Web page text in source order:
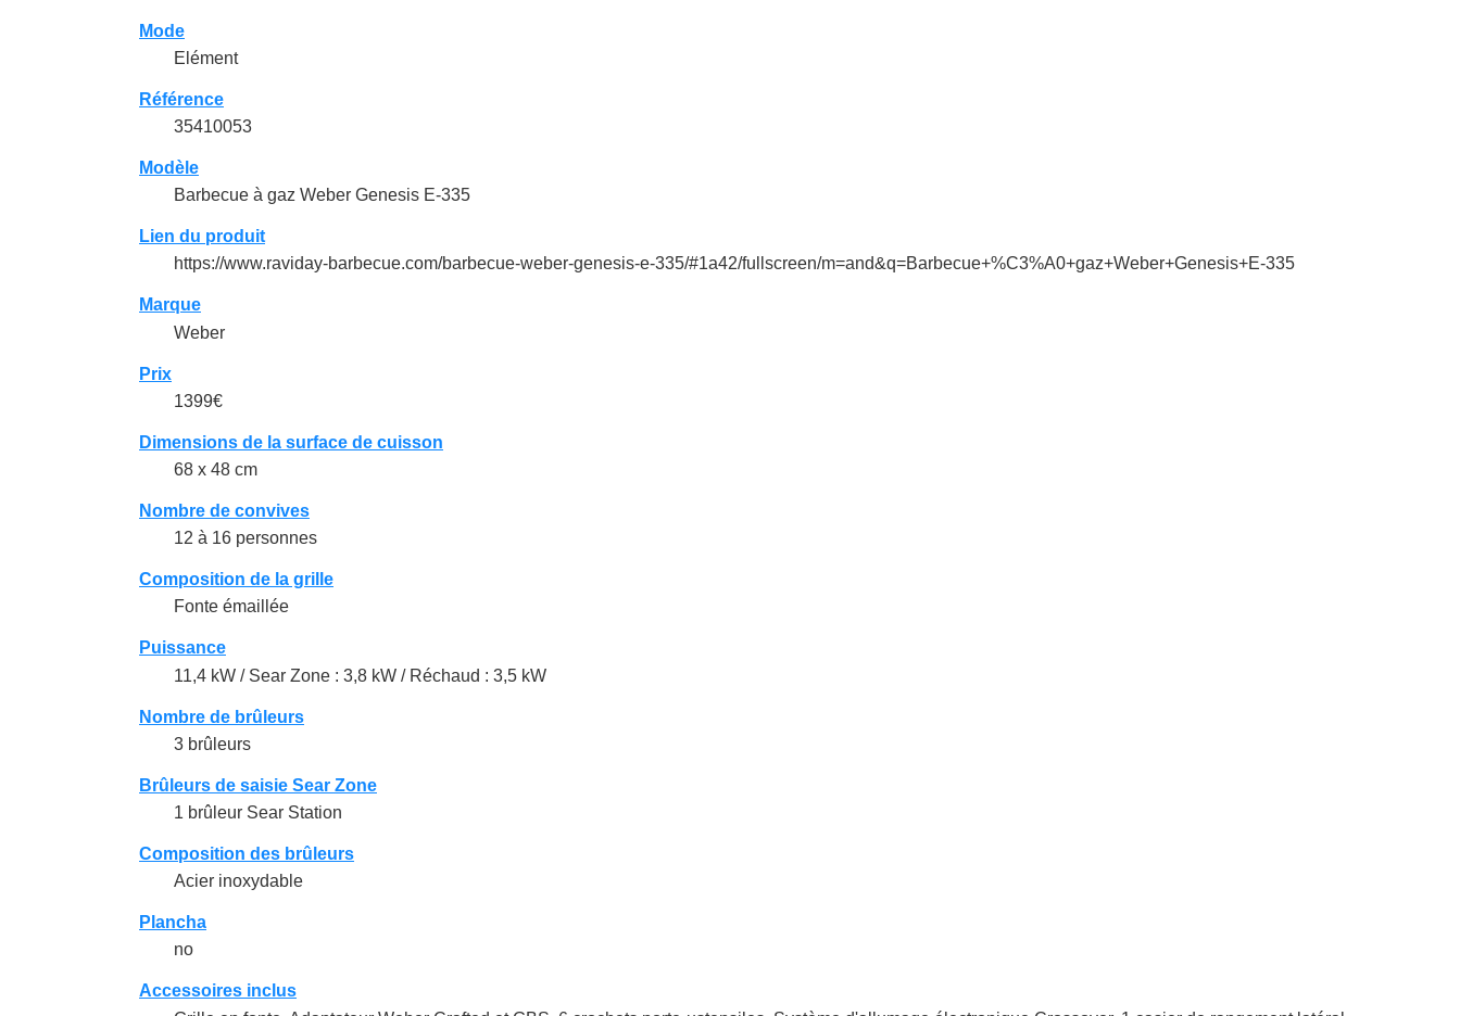
Mode
Elément
Référence
35410053
Modèle
Barbecue à gaz Weber Genesis E-335
Lien du produit
https://www.raviday-barbecue.com/barbecue-weber-genesis-e-335/#1a42/fullscreen/m=and&q=Barbecue+%C3%A0+gaz+Weber+Genesis+E-335
Marque
Weber
Prix
1399€
Dimensions de la surface de cuisson
68 x 48 cm
Nombre de convives
12 à 16 personnes
Composition de la grille
Fonte émaillée
Puissance
11,4 kW / Sear Zone : 3,8 kW / Réchaud : 3,5 kW
Nombre de brûleurs
3 brûleurs
Brûleurs de saisie Sear Zone
1 brûleur Sear Station
Composition des brûleurs
Acier inoxydable
Plancha
no
Accessoires inclus